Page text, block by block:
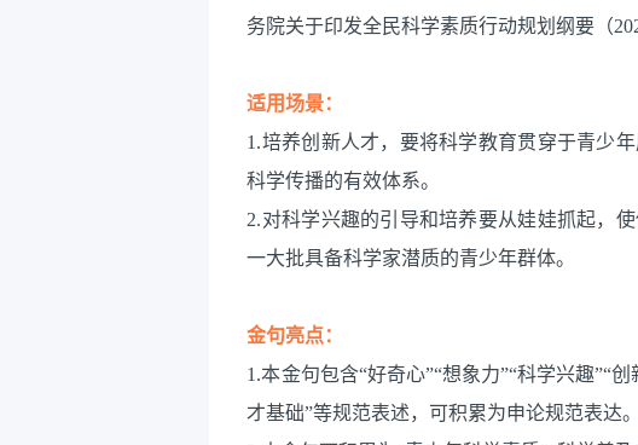
务院关于印发全民科学素质行动规划纲要（
适用场景：
1.培养创新人才，要将科学教育贯穿于青少
科学传播的有效体系。
2.对科学兴趣的引导和培养要从娃娃抓起，
一大批具备科学家潜质的青少年群体。
金句亮点：
1.本金句包含“好奇心”“想象力”“科学兴趣”“
才基础”等规范表述，可积累为申论规范表达。